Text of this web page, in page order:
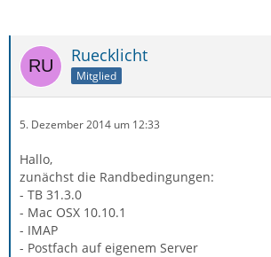
Ruecklicht
Mitglied
5. Dezember 2014 um 12:33
Hallo,
zunächst die Randbedingungen:
- TB 31.3.0
- Mac OSX 10.10.1
- IMAP
- Postfach auf eigenem Server